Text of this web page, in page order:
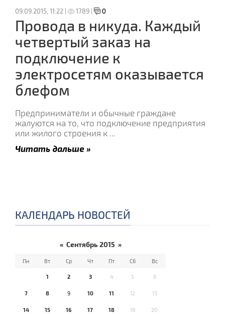
09.09.2015, 11:22 | 1789 | 0
Провода в никуда. Каждый
четвертый заказ на
подключение к
электросетям оказывается
блефом
Предприниматели и обычные граждане
жалуются на то, что подключение предприятия
или жилого строения к ...
Читать дальше »
КАЛЕНДАРЬ НОВОСТЕЙ
« Сентябрь 2015 »
Пн Вт Ср Чт Пт Сб Вс
1 2 3 4 5 6
7 8 9 10 11 12 13
14 15 16 17 18 19 20